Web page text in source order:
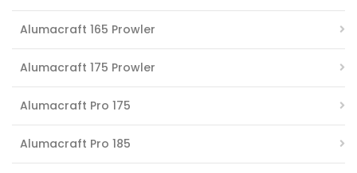
Alumacraft 165 Prowler
Alumacraft 175 Prowler
Alumacraft Pro 175
Alumacraft Pro 185